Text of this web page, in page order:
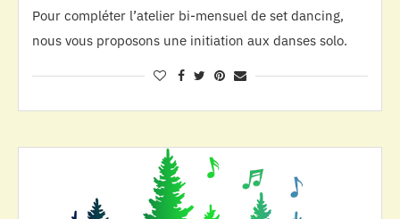
Pour compléter l’atelier bi-mensuel de set dancing,
nous vous proposons une initiation aux danses solo.